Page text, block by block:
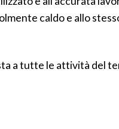
caldo e allo
a tutte le attività del